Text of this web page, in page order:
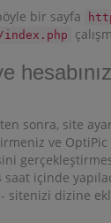
bir sayfa
sonra, site
ve
içinde
- sitenizi dizine